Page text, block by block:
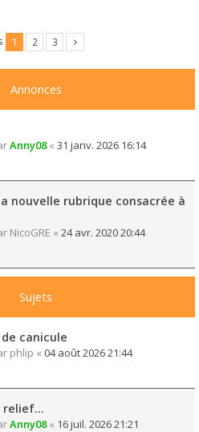
1 2 3
Annonces
Anny08« 31 janv. 2026 16:14
nouvelle rubrique consacrée à
NicoGRE « 24 avr. 2020 20:44
Sujets
canicule
phlip « 04 août 2026 21:44
relief...
Anny08« 16 juil. 2026 21:21